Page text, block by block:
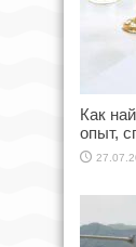
Как
опыт,